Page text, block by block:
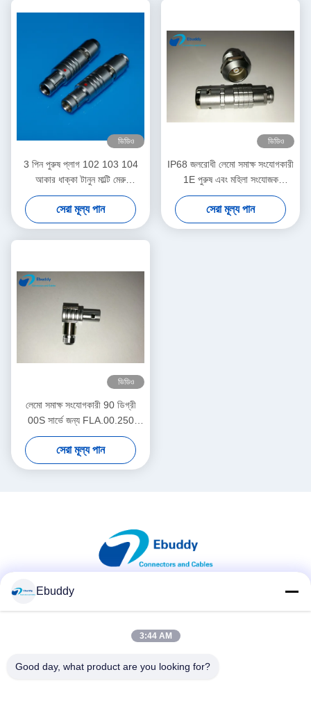
ভিডিও
3 পিন পুরুষ প্লাগ 102 103 104
আকার ধাক্কা টানুন মাল্টি মেরু
সংযোজকগুলির ফিশার সমঞ্জসে
সেরা মূল্য পান
ভিডিও
IP68 জলরোধী লেমো সমাক্ষ সংযোগকারী
1E পুরুষ এবং মহিলা সংযোজক
FFA.1E.250
সেরা মূল্য পান
ভিডিও
লেমো সমাক্ষ সংযোগকারী 90 ডিগ্রী
00S সার্ভে জন্য FLA.00.250
কেবেল সংযোগকারী
সেরা মূল্য পান
দ্রুত যোগাযোগ
Ebuddy
3:44 AM
Good day, what product are you looking for?